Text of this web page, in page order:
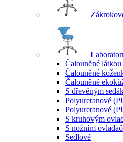
Čalouněné látkou
Čalouněné
Čalouněné
S dřevěným
Polyuretanové
Polyuretanové
S kruhovým
S nožním
Sedlové